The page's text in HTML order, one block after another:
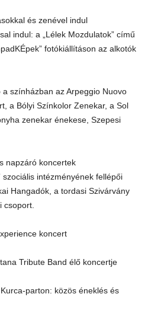
és zenével indul
indul: a „Lélek Mozdulatok” című
fotókiállításon az alkotók
színházban az Arpeggio Nuovo
a Bólyi Színkolor Zenekar, a Sol
zenekar énekese, Szepesi
napzáró koncertek
intézményének fellépői
Hangadók, a tordasi Szivárvány
csoport.
koncert
Tribute Band élő koncertje
parton: közös éneklés és